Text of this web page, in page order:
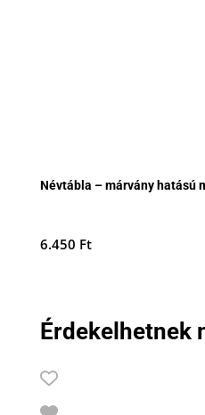
Névtábla – márvány hatású
6.450 Ft
Érdekelhetnek